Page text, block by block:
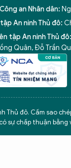
an Nhân dân:
An ninh Thủ đô:
tập An ninh Thủ đô:
Quân, Đỗ Trần
Thủ đô. Cấm sao
sự chấp thuận bằng
Hà Nội giải pháp